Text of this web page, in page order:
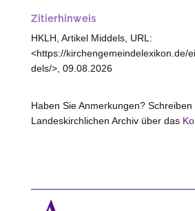
Zitierhinweis
HKLH, Artikel Middels, URL:
<https://kirchengemeindelexikon.de/
dels/>, 09.08.2026
Haben Sie Anmerkungen? Schreiben
Landeskirchlichen Archiv über das